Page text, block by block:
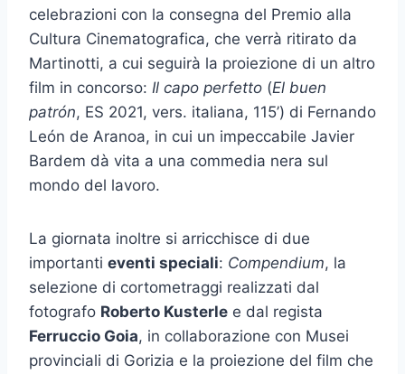
celebrazioni con la consegna del Premio alla
Cultura Cinematografica, che verrà ritirato da
Martinotti, a cui seguirà la proiezione di un altro
film in concorso: Il capo perfetto (El buen
patrón, ES 2021, vers. italiana, 115’) di Fernando
León de Aranoa, in cui un impeccabile Javier
Bardem dà vita a una commedia nera sul
mondo del lavoro.
La giornata inoltre si arricchisce di due
importanti eventi speciali: Compendium, la
selezione di cortometraggi realizzati dal
fotografo Roberto Kusterle e dal regista
Ferruccio Goia, in collaborazione con Musei
provinciali di Gorizia e la proiezione del film che